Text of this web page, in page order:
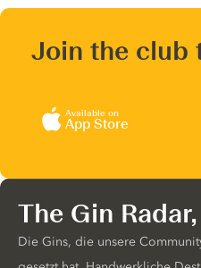
Join the club
Available on
App Store
The Gin Radar,
Die Gins, die unsere